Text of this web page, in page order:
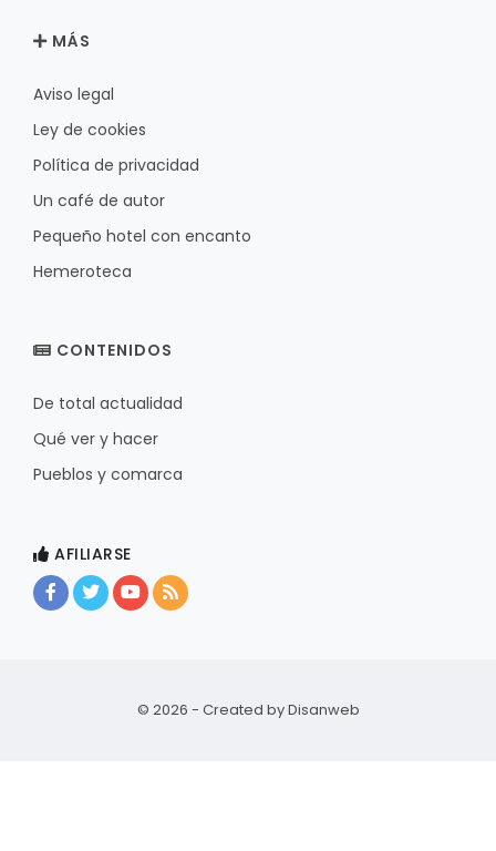
MÁS
Aviso legal
Ley de cookies
Política de privacidad
Un café de autor
Pequeño hotel con encanto
Hemeroteca
CONTENIDOS
De total actualidad
Qué ver y hacer
Pueblos y comarca
AFILIARSE
© 2026 - Created byDisanweb